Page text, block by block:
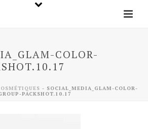
COLOR-
- SOCIAL_MEDIA_GLAM-COLOR-
PACKSHOT.10.17